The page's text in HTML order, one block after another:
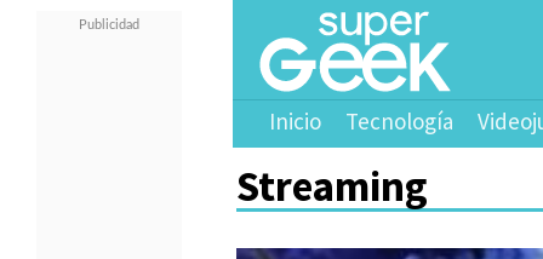
Inicio Tecnología
Streaming